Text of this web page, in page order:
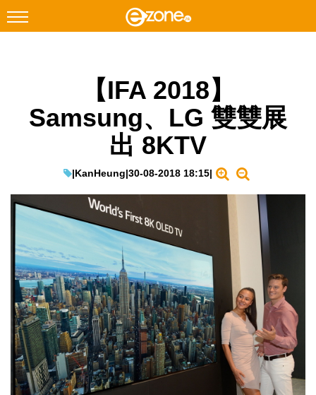
Instagram
科技焦點
教學評測
IT Times
生成式AI與雲端應用
Enterprise Digital Transformation
特集
【IFA 2018】
Samsung、LG 雙雙展
出 8KTV
|KanHeung|30-08-2018 18:15|